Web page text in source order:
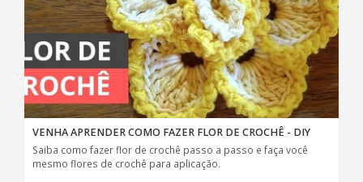
VENHA APRENDER COMO FAZER FLOR DE CROCHÊ - DIY
Saiba como fazer flor de crochê passo a passo e faça você
mesmo flores de crochê para aplicação.